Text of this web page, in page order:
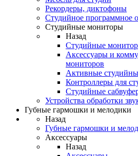
Рекордеры, диктофоны
Студийное программное
Студийные мониторы
Назад
Студийные
Аксессуары и
мониторов
Активные
Контроллеры для
Студийные
Устройства обработки
Губные гармошки и мелодики
Назад
Губные гармошки и
Аксессуары
Назад